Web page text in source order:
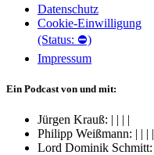
Datenschutz
Cookie-Einwilligung
(Status: ⛔)
Impressum
Ein Podcast von und mit:
Jürgen Krauß: | | | |
Philipp Weißmann: | | | |
Lord Dominik Schmitt: